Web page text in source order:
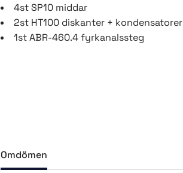
4stSP10middar
2st HT100diskanter + kondensatorer
1stABR-460.4fyrkanalssteg
Omdömen